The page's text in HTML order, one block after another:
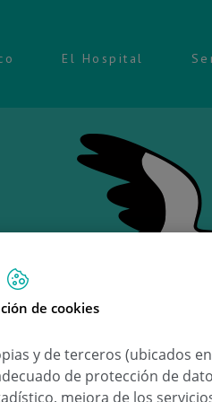
El Hospital
Ongi
de cookies
y de terceros (ubicados
de protección de
mejora de los